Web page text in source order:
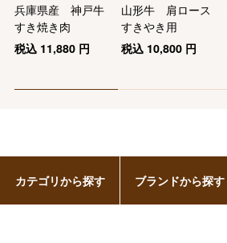
兵庫県産 神戸牛
すき焼き肉
税込 11,880円
山形牛 肩ロース
すきやき用
税込 10,800 円
カテゴリから探す ブランドから探す